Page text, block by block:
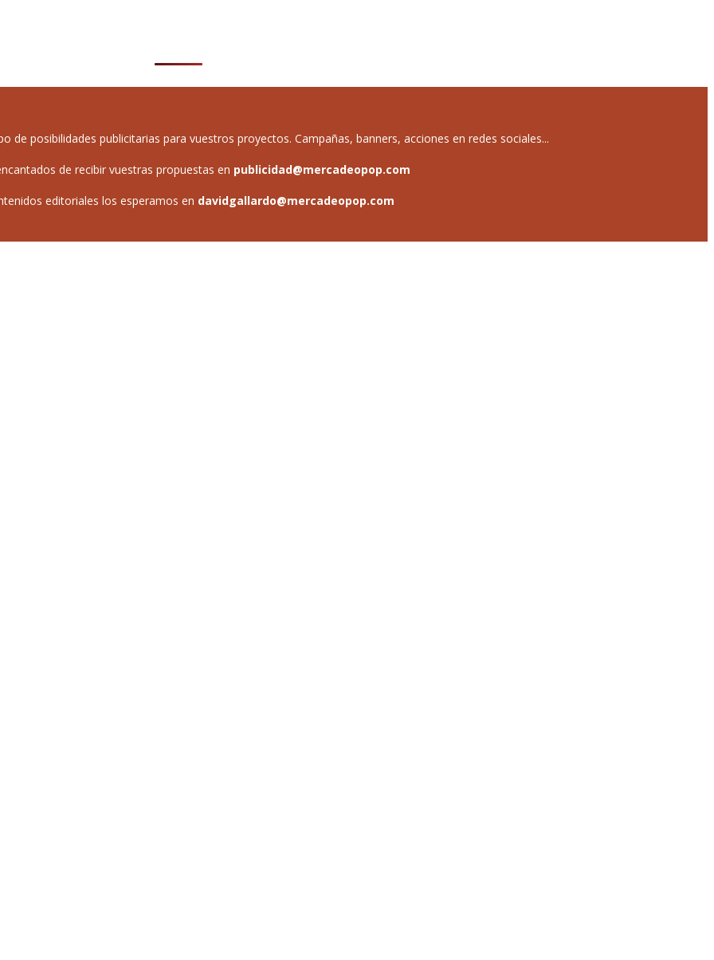
de posibilidades publicitarias para vuestros proyectos. Campañas, banners, acciones en redes sociales...
de recibir vuestras propuestas en publicidad@mercadeopop.com
editoriales los esperamos en davidgallardo@mercadeopop.com